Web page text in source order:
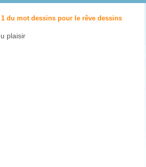
1 du mot dessins pour le rêvedessins
plaisir